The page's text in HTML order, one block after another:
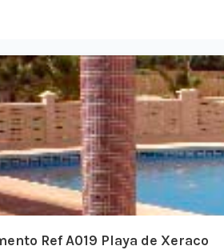
Ref A019 Playa de Xeraco